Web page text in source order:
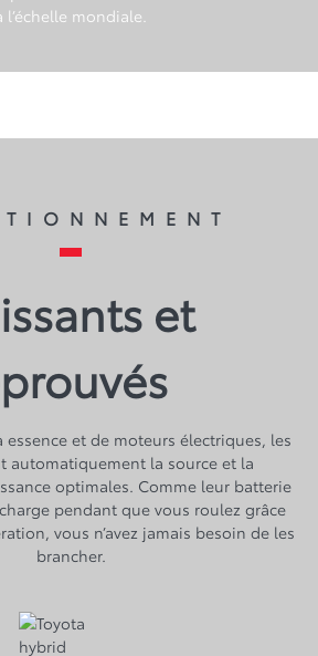
l’échelle mondiale.
et
essence et de moteurs électriques, les
automatiquement la source et la
optimales. Comme leur batterie
pendant que vous roulez grâce
vous n’avez jamais besoin de les
brancher.